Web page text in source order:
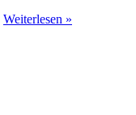
Weiterlesen »